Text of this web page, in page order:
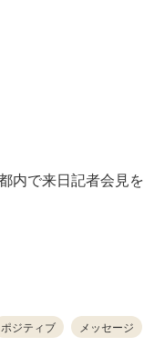
内で来日記者会見を
ポジティブ
メッセージ